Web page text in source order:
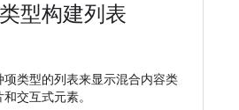
型构建列表
类型的列表来显示混合内容类
交互式元素。